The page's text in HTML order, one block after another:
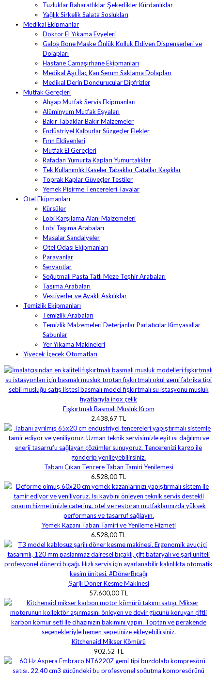
Tuzluklar Baharatlıklar Şekerlikler Kürdanlıklar
Yağlık Sirkelik Salata Soslukları
Medikal Ekipmanlar
Doktor El Yıkama Evyeleri
Galoş Bone Maske Önlük Kolluk Eldiven Dispenserleri ve
Dolapları
Hastane Çamaşırhane Ekipmanları
Medikal Aşı İlaç Kan Serum Saklama Dolapları
Medikal Derin Dondurucular Dipfrizler
Mutfak Gereçleri
Ahşap Mutfak Servis Ekipmanları
Alüminyum Mutfak Eşyaları
Bakır Tabaklar Bakır Malzemeler
Endüstriyel Kalburlar Süzgeçler Elekler
Fırın Eldivenleri
Mutfak El Gereçleri
Rafadan Yumurta Kapları Yumurtalıklar
Tek Kullanımlık Kaseler Tabaklar Çatallar Kaşıklar
Toprak Kaplar Güveçler Testiler
Yemek Pişirme Tencereleri Tavalar
Otel Ekipmanları
Kürsüler
Lobi Karşılama Alanı Malzemeleri
Lobi Taşıma Arabaları
Masalar Sandalyeler
Otel Odası Ekipmanları
Paravanlar
Servantlar
Soğutmalı Pasta Tatlı Meze Teşhir Arabaları
Taşıma Arabaları
Vestiyerler ve Ayaklı Askılıklar
Temizlik Ekipmanları
Temizlik Arabaları
Temizlik Malzemeleri Deterjanlar Parlatıcılar Kimyasallar
Sabunlar
Yer Yıkama Makineleri
Yiyecek İçecek Otomatları
Fışkırtmalı Basmalı Musluk Krom
2.438,67 TL
Tabanı Çıkan Tencere Taban Tamiri Yenilemesi
6.528,00 TL
Yemek Kazanı Taban Tamiri ve Yenileme Hizmeti
6.528,00 TL
Şarjlı Döner Kesme Makinesi
57.600,00 TL
Kitchenaid Mikser Kömürü
902,52 TL